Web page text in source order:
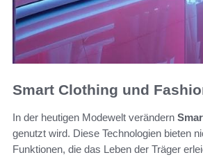
Smart Clothing und
In der heutigen Modewelt verändern
genutzt wird. Diese Technologien bieten
Funktionen, die das Leben der Träger